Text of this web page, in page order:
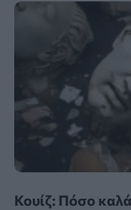
Κουίζ: Πόσο